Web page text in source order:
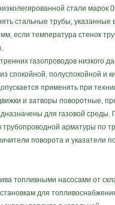
стали
стальные трубы, указанные
если температура стенок
газопроводов низкого
спокойной, полуспокойной
применять при
и затворы поворотные,
для газовой среды.
трубопроводной арматуры по
поворота и указатели
топливными насосами от
для